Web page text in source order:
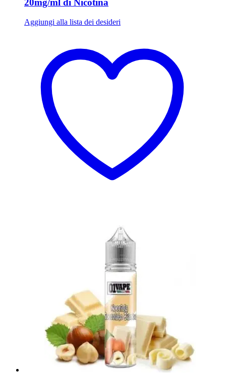
20mg/ml di Nicotina
Aggiungi alla lista dei desideri